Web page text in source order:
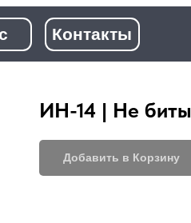
+7
+7
ИН-14 | Не
Добавить в Корзину